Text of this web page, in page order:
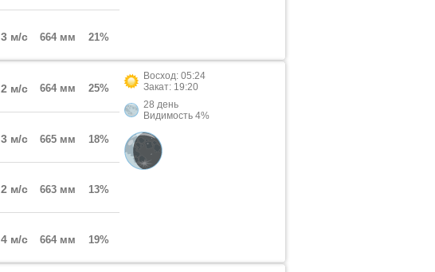
3 м/с 664 мм 21%
2 м/с 664 мм 25%
3 м/с 665 мм 18%
2 м/с 663 мм 13%
4 м/с 664 мм 19%
Восход: 05:24
Закат: 19:20
28 день
Видимость 4%